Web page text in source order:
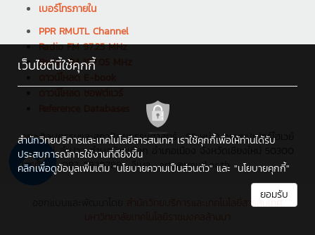
เบอร์โทรภายใน
PPR RMUTL Channel
Radio FM 97.25 MHz
Radio FM 107.05 MHz
ดาวน์โหลด E-book
คณะศิลปกรรมและสถาปัตยกรรมศาสตร์ : 95 หมู่ 2 ถนนซุปเปอร์ไฮเวย์
เชียงใหม่-ลำปาง ตำบลช้างเผือก อำเภอเมือง จังหวัดเชียงใหม่ 50300
โทรศัพท์ : 083-5820788 , อีเมล : arts@rmutl.ac.th
เว็บไซต์นี้ใช้คุกกี้
สำนักวิทยบริการและเทคโนโลยีสารสนเทศ เราใช้คุกกี้เพื่อให้ท่านได้รับ
ประสบการณ์การใช้งานที่ดียิ่งขึ้น
คลิกเพื่อดูข้อมูลเพิ่มเติม "นโยบายความเป็นส่วนตัว" และ "นโยบายคุกกี้"
ยอมรับ
สำนักวิทยบริการและเทคโนโลยีสารสนเทศ